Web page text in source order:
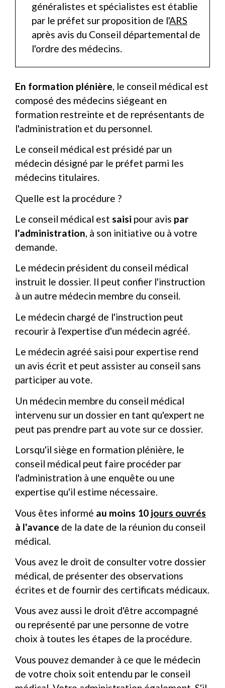
généralistes et spécialistes est établie
par le préfet sur proposition de l'ARS
après avis du Conseil départemental de
l'ordre des médecins.
En formation plénière, le conseil médical est
composé des médecins siégeant en
formation restreinte et de représentants de
l'administration et du personnel.
Le conseil médical est présidé par un
médecin désigné par le préfet parmi les
médecins titulaires.
Quelle est la procédure ?
Le conseil médical est saisi pour avis par
l'administration, à son initiative ou à votre
demande.
Le médecin président du conseil médical
instruit le dossier. Il peut confier l'instruction
à un autre médecin membre du conseil.
Le médecin chargé de l'instruction peut
recourir à l'expertise d'un médecin agréé.
Le médecin agréé saisi pour expertise rend
un avis écrit et peut assister au conseil sans
participer au vote.
Un médecin membre du conseil médical
intervenu sur un dossier en tant qu'expert ne
peut pas prendre part au vote sur ce dossier.
Lorsqu'il siège en formation plénière, le
conseil médical peut faire procéder par
l'administration à une enquête ou une
expertise qu'il estime nécessaire.
Vous êtes informé au moins 10 jours ouvrés
à l'avance de la date de la réunion du conseil
médical.
Vous avez le droit de consulter votre dossier
médical, de présenter des observations
écrites et de fournir des certificats médicaux.
Vous avez aussi le droit d'être accompagné
ou représenté par une personne de votre
choix à toutes les étapes de la procédure.
Vous pouvez demander à ce que le médecin
de votre choix soit entendu par le conseil